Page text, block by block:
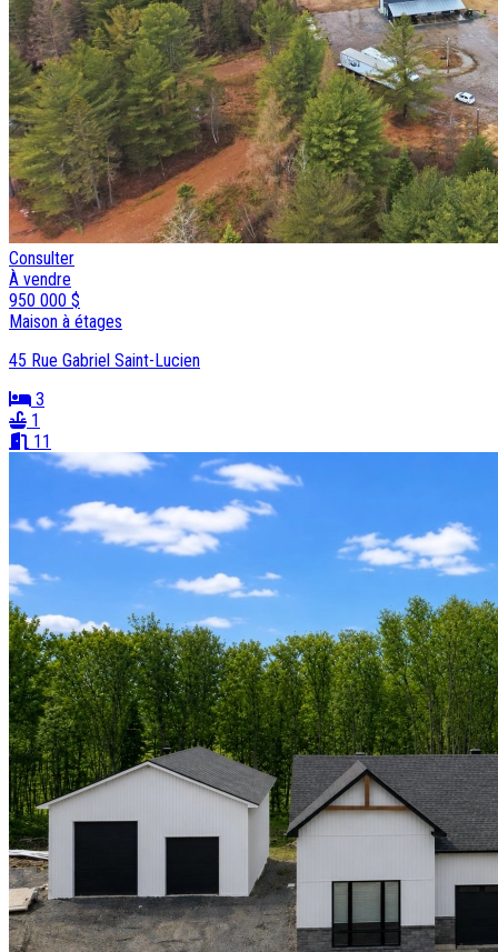
Consulter
À vendre
950 000 $
Maison à étages
45 Rue Gabriel Saint-Lucien
3
1
11